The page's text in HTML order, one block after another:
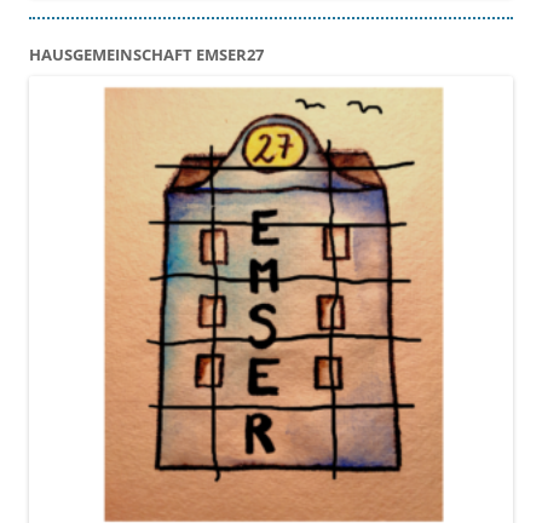
HAUSGEMEINSCHAFT EMSER27